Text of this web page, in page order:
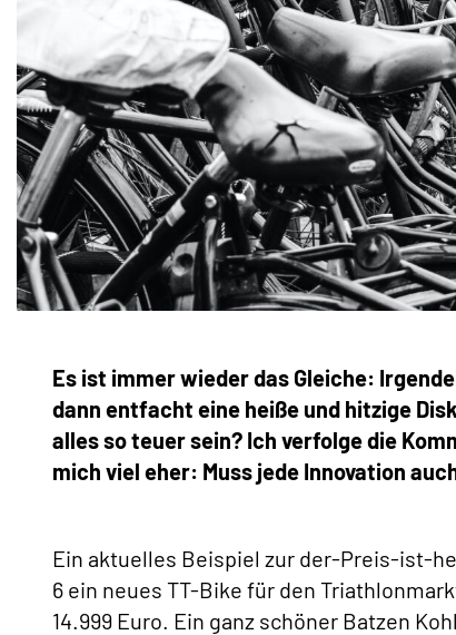
Es ist immer wieder das Gleiche:
dann entfacht eine heiße und hitzige
alles so teuer sein? Ich verfolge die
mich viel eher: Muss jede Innovation
Ein aktuelles Beispiel zur der-Preis-ist-
6 ein neues TT-Bike für den
14.999 Euro. Ein ganz schöner Batzen